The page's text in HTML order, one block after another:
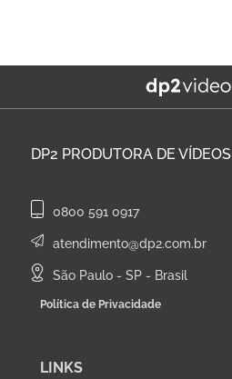
DP2 PRODUTORA DE VÍDEOS
0800 591 0917
atendimento@dp2.com.br
São Paulo - SP - Brasil
Política de Privacidade
LINKS